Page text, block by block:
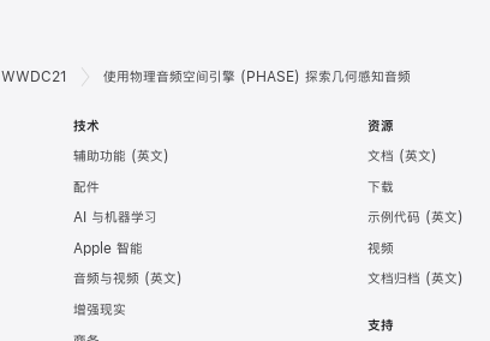
WWDC21 使用物理音频空间引擎 (PHASE) 探索几何感知音频
技术
辅助功能
配件
AI 与机器学习
Apple 智能
音频与视频
增强现实
资源
文档
下载
示例代码
视频
文档归档
支持